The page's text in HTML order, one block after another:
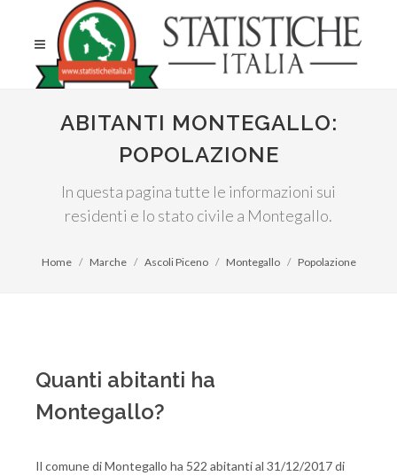
ABITANTI MONTEGALLO:
POPOLAZIONE
In questa pagina tutte le informazioni sui
residenti e lo stato civile a Montegallo.
Home Marche Ascoli Piceno Montegallo Popolazione
Quanti abitanti ha
Montegallo?
Il comune di Montegallo ha 522 abitanti al 31/12/2017 di